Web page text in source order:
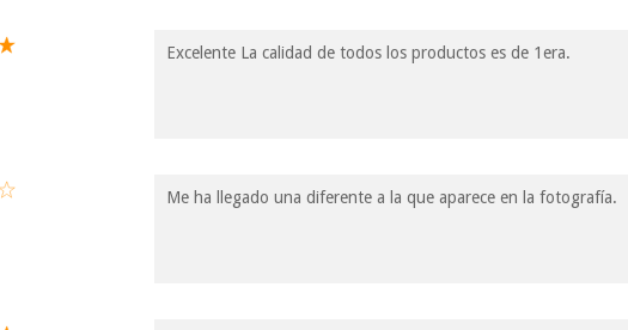
Excelente La calidad de todos los productos es de 1era.
Me ha llegado una diferente a la que aparece en la fotografía.